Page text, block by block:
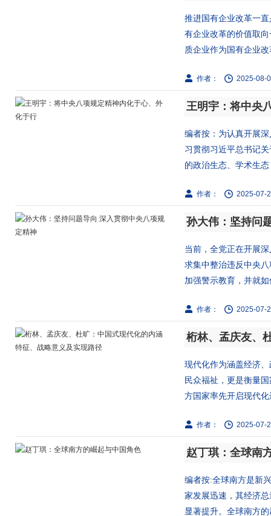
推进国有企业改革一
有企业改革的价值取
质企业作为国有企业
作者： 2025-08-
王明宇：将中央
编者按：为认真开展
习贯彻习近平总书记
的政治生态、学术生
作者： 2025-07-
孙大伟：坚持问
当前，全党正在开展
求集中整治违反中央
加强警示教育，并就
作者： 2025-07-
现代化作为涵盖经济
民众福祉，更是衡量
方国家率先开启现代
作者： 2025-07-
赵丁琪：全球南
编者按:全球南方是新
家发展迅速，其经济
显著提升。全球南方